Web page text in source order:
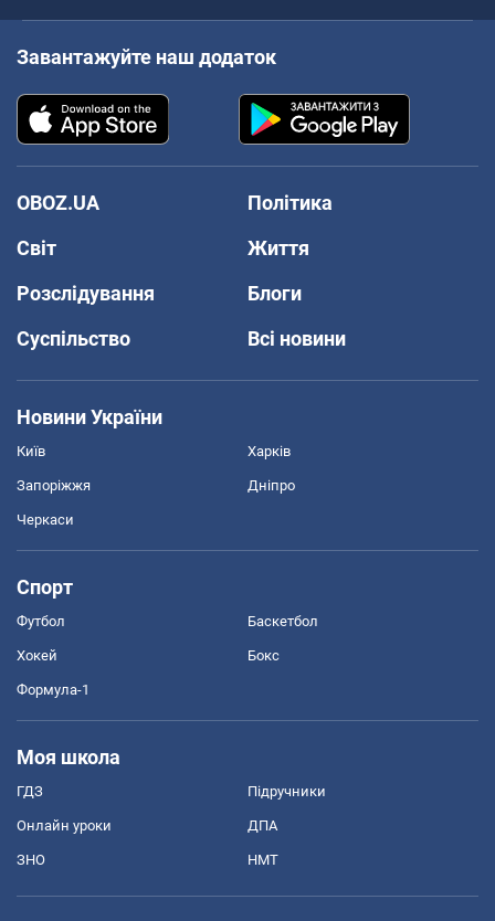
Завантажуйте наш додаток
OBOZ.UA
Політика
Світ
Життя
Розслідування
Блоги
Суспільство
Всі новини
Новини України
Київ Харків
Запоріжжя Дніпро
Черкаси
Спорт
Футбол Баскетбол
Хокей Бокс
Формула-1
Моя школа
ГДЗ Підручники
Онлайн уроки ДПА
ЗНО НМТ